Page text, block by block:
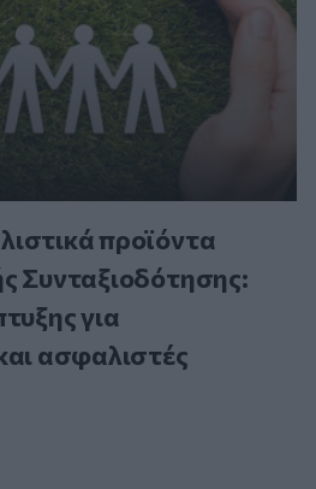
προϊόντα
Συνταξιοδότησης:
για
ασφαλιστές